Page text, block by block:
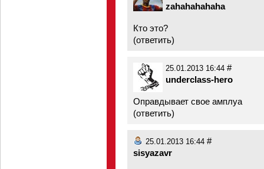
zahahahahaha
Кто это?
(ответить)
25.01.2013 16:44 #
underclass-hero
Оправдывает свое амплуа
(ответить)
25.01.2013 16:44 #
sisyazavr